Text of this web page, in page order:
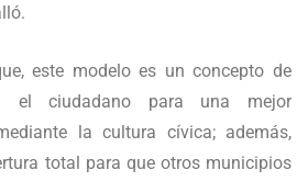
este modelo es un concepto de
el ciudadano para una mejor
la cultura cívica; además,
total para que otros municipios